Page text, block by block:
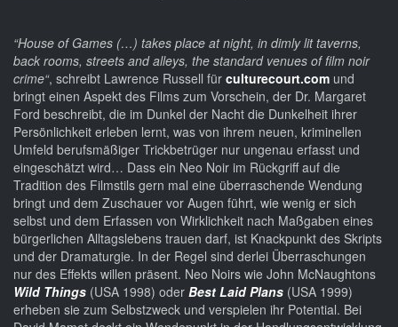
“House of Games (…) takes place at night, in dimly lit taverns,
back rooms, streets and alleys, the standard venues of film noir
crime“, schreibt Lawrence Russell für culturecourt.com und
bringt einen Aspekt des Films zum Vorschein, der Dr. Margaret
Ford beschreibt, die im Dunkel der Nacht die Dunkelheit ihrer
Persönlichkeit erleben lernt, was von ihrem neuen, kriminellen
Umfeld berufsmäßiger Trickbetrüger nur ungenau erfasst und
eingeschätzt wird… Dass ein Neo Noir im Rückgriff auf die
Tradition des Filmstils gern mal eine überraschende Wendung
bringt und dem Zuschauer vor Augen führt, wie wenig er sich
selbst und dem Erfassen von Wirklichkeit nach Maßgaben eines
bürgerlichen Alltagslebens trauen darf, ist Knackpunkt des Skripts
und der Dramaturgie. In der Regel sind derlei Überraschungen
nur des Effekts willen präsent. Neo Noirs wie John McNaughtons
Wild Things (USA 1998) oder Best Laid Plans (USA 1999)
erheben sie zum Selbstzweck und verspielen ihr Potential. Bei